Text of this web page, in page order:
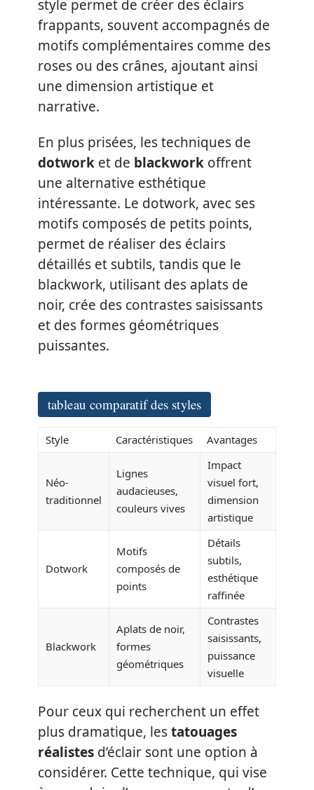
style permet de créer des éclairs
frappants, souvent accompagnés de
motifs complémentaires comme des
roses ou des crânes, ajoutant ainsi
une dimension artistique et
narrative.
En plus prisées, les techniques de
dotwork et de blackwork offrent
une alternative esthétique
intéressante. Le dotwork, avec ses
motifs composés de petits points,
permet de réaliser des éclairs
détaillés et subtils, tandis que le
blackwork, utilisant des aplats de
noir, crée des contrastes saisissants
et des formes géométriques
puissantes.
tableau comparatif des styles
Style Caractéristiques Avantages
Néo-
traditionnel
Lignes
audacieuses,
couleurs vives
Impact
visuel fort,
dimension
artistique
Dotwork
Motifs
composés de
points
Détails
subtils,
esthétique
raffinée
Blackwork
Aplats de noir,
formes
géométriques
Contrastes
saisissants,
puissance
visuelle
Pour ceux qui recherchent un effet
plus dramatique, lestatouages
réalistes d’éclair sont une option à
considérer. Cette technique, qui vise